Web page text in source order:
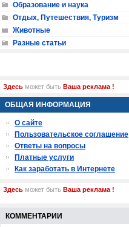
Образование и наука
Отдых, Путешествия, Туризм
Животные
Разные статьи
Здесь может быть Ваша реклама !
ОБЩАЯ ИНФОРМАЦИЯ
О сайте
Пользовательское соглашение
Ответы на вопросы
Платные услуги
Как заработать в Интернете
Здесь может быть Ваша реклама !
КОММЕНТАРИИ